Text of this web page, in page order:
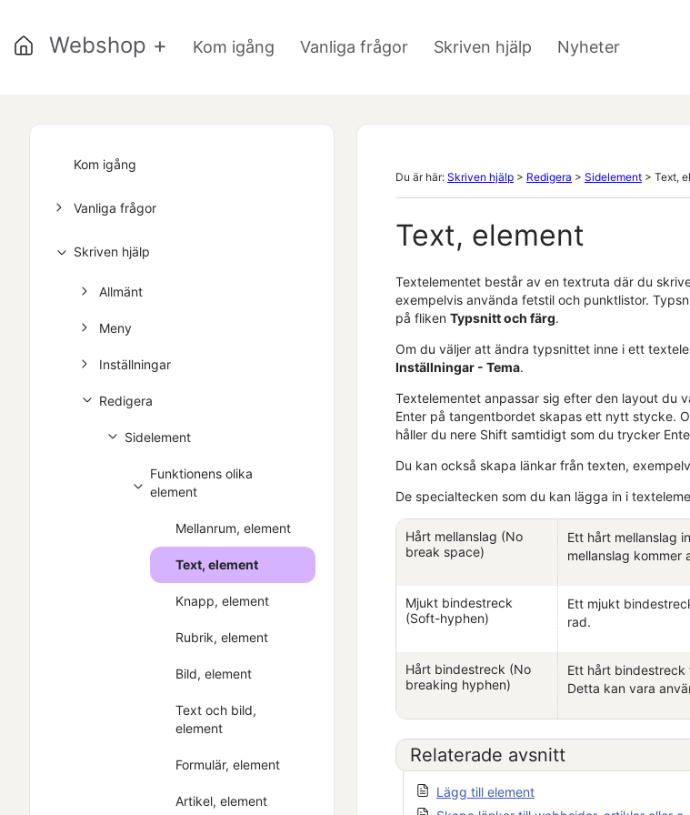
Kom igång Vanliga frågor Skriven hjälp Nyheter
Webshop +
Kom igång
Vanliga frågor
Skriven hjälp
Allmänt
Meny
Inställningar
Redigera
Sidelement
Funktionens olika
element
Mellanrum, element
Text, element
Knapp, element
Rubrik, element
Bild, element
Text och bild,
element
Formulär, element
Artikel, element
Du är här: Skriven hjälp > Redigera > Sidelement > Text,
Text, element
Textelementet består av en textruta där du
exempelvis använda fetstil och punktlistor.
på fliken Typsnitt och färg.
Om du väljer att ändra typsnittet inne i ett
Inställningar - Tema.
Textelementet anpassar sig efter den layout du
Enter på tangentbordet skapas ett nytt stycke.
håller du nere Shift samtidigt som du trycker
Du kan också skapa länkar från texten,
De specialtecken som du kan lägga in i
Hårt mellanslag (No
break space)
Ett hårt mellanslag
mellanslag kommer
Mjukt bindestreck
(Soft-hyphen)
Ett mjukt
rad.
Hårt bindestreck (No
breaking hyphen)
Ett hårt
Detta kan vara
Relaterade avsnitt
Lägg till element